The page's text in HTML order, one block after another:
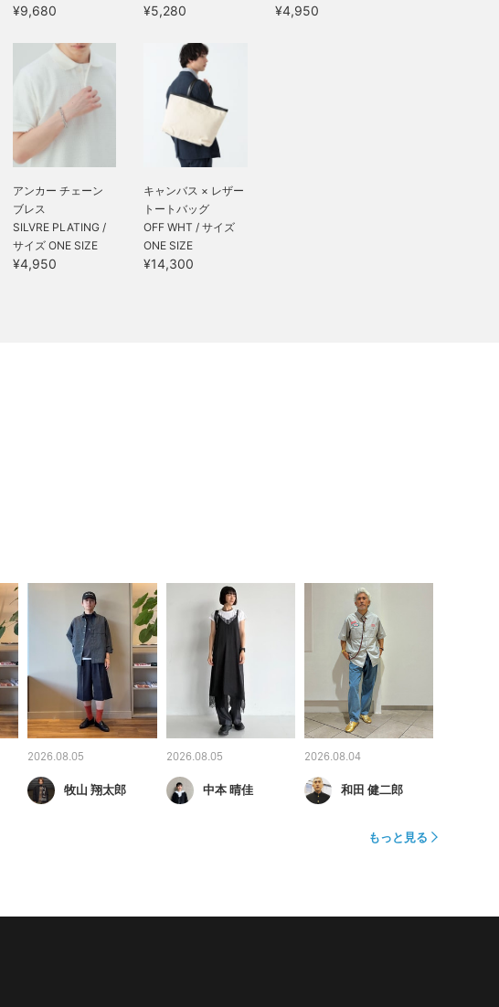
¥9,680 ¥5,280 ¥4,950
アンカー チェーン
ブレス
SILVRE PLATING /
サイズ ONE SIZE
¥4,950
キャンバス × レザー
トートバッグ
OFF WHT / サイズ
ONE SIZE
¥14,300
2026.08.05
牧山 翔太郎
2026.08.05
中本 晴佳
2026.08.04
和田 健二郎
もっと見る